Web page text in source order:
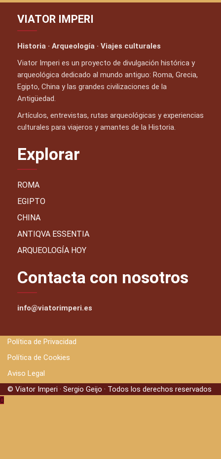
VIATOR IMPERI
Historia · Arqueología · Viajes culturales
Viator Imperi es un proyecto de divulgación histórica y
arqueológica dedicado al mundo antiguo: Roma, Grecia,
Egipto, China y las grandes civilizaciones de la
Antigüedad.
Artículos, entrevistas, rutas arqueológicas y experiencias
culturales para viajeros y amantes de la Historia.
Explorar
ROMA
EGIPTO
CHINA
ANTIQVA ESSENTIA
ARQUEOLOGÍA HOY
Contacta con nosotros
info@viatorimperi.es
Política de Privacidad
Política de Cookies
Aviso Legal
© Viator Imperi · Sergio Geijo · Todos los derechos reservados